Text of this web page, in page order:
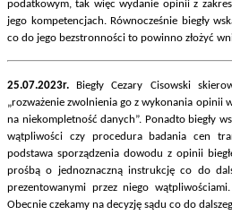
podatkowym, tak więc wydanie opinii z
jego kompetencjach. Równocześnie biegły
co do jego bezstronności to powinno złożyć
25.07.2023r. Biegły Cezary Cisowski
„rozważenie zwolnienia go z wykonania opinii
na niekompletność danych”. Ponadto biegły
wątpliwości czy procedura badania cen
podstawa sporządzenia dowodu z opinii
prośbą o jednoznaczną instrukcję co do
prezentowanymi przez niego
Obecnie czekamy na decyzję sądu co do